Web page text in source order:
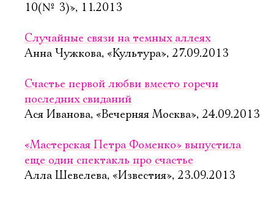
10(№ 3)», 11.2013
Случайные связи на темных аллеях
Анна Чужкова, «Культура», 27.09.2013
Счастье первой любви вместо горечи
последних свиданий
Ася Иванова, «Вечерняя Москва», 24.09.2013
«Мастерская Петра Фоменко» выпустила
еще один спектакль про счастье
Алла Шевелева, «Известия», 23.09.2013